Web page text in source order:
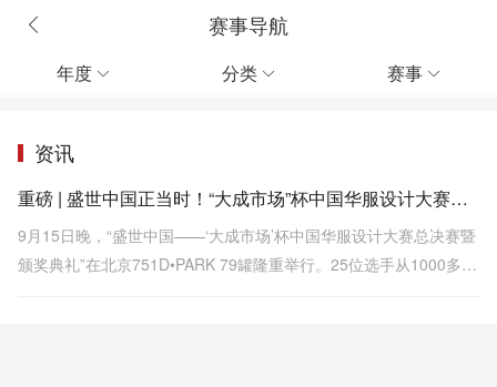
赛事导航
年度  分类  赛事 
资讯
重磅 | 盛世中国正当时！“大成市场”杯中国华服设计大赛圆满落幕
9月15日晚，“盛世中国——‘大成市场’杯中国华服设计大赛总决赛暨
颁奖典礼”在北京751D•PARK 79罐隆重举行。25位选手从1000多名